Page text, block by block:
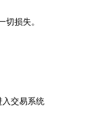
损失。
入交易系统